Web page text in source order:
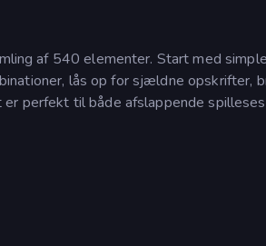
af 540 elementer. Start med simple
lås op for sjældne opskrifter,
perfekt til både afslappende